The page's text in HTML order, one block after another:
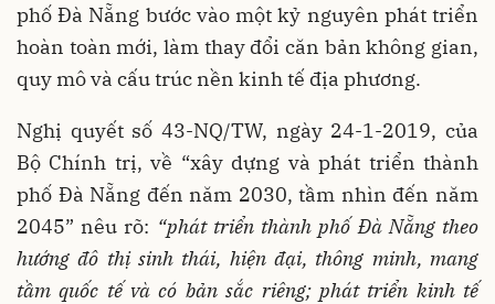
phố Đà Nẵng bước vào một kỷ nguyên phát triển
hoàn toàn mới, làm thay đổi căn bản không gian,
quy mô và cấu trúc nền kinh tế địa phương.
Nghị quyết số 43-NQ/TW, ngày 24-1-2019, của
Bộ Chính trị, về “xây dựng và phát triển thành
phố Đà Nẵng đến năm 2030, tầm nhìn đến năm
2045” nêu rõ: “phát triển thành phố Đà Nẵng theo
hướng đô thị sinh thái, hiện đại, thông minh, mang
tầm quốc tế và có bản sắc riêng; phát triển kinh tế